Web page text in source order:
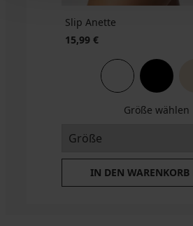
Slip Anette
15,99 €
Größe wählen
IN DEN WARENKORB